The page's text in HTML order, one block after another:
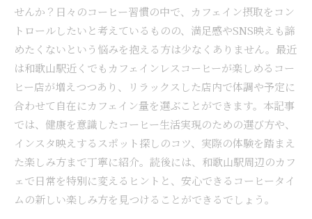
せんか？日々のコーヒー習慣の中で、カフェイン摂取をコン
トロールしたいと考えているものの、満足感やSNS映えも諦
めたくないという悩みを抱える方は少なくありません。最近
は和歌山駅近くでもカフェインレスコーヒーが楽しめるコー
ヒー店が増えつつあり、リラックスした店内で体調や予定に
合わせて自在にカフェイン量を選ぶことができます。本記事
では、健康を意識したコーヒー生活実現のための選び方や、
インスタ映えするスポット探しのコツ、実際の体験を踏まえ
た楽しみ方まで丁寧に紹介。読後には、和歌山駅周辺のカフ
ェで日常を特別に変えるヒントと、安心できるコーヒータイ
ムの新しい楽しみ方を見つけることができるでしょう。